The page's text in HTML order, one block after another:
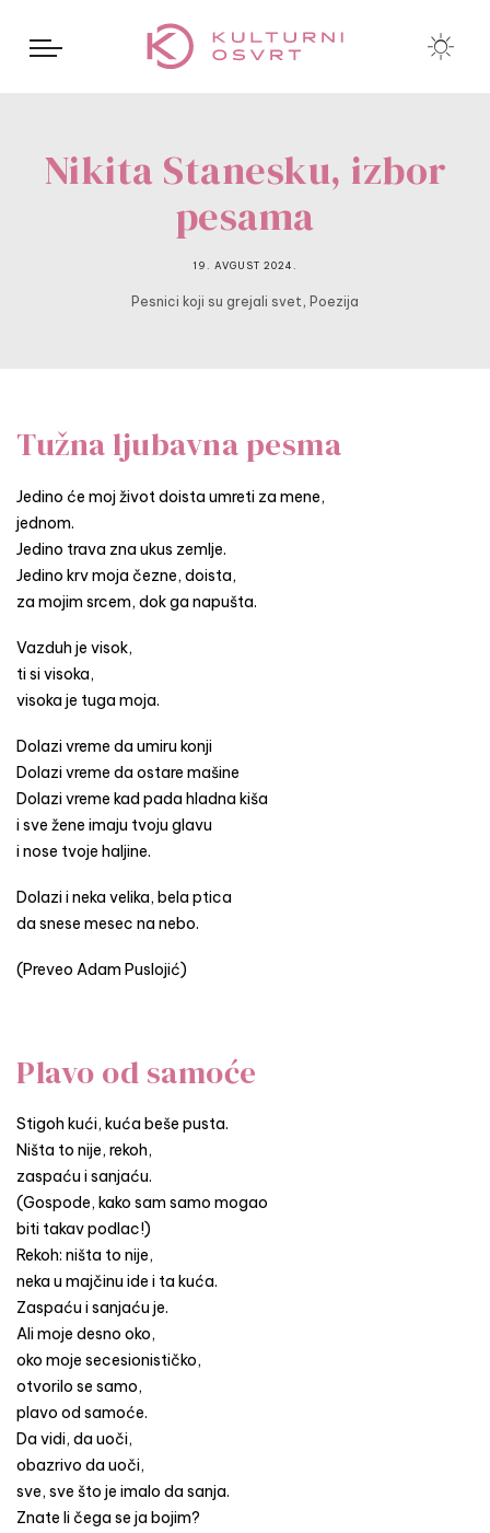
Nikita Stanesku, izbor
pesama
19. AVGUST 2024.
Pesnici koji su grejali svet, Poezija
Tužna ljubavna pesma
Jedino će moj život doista umreti za mene,
jednom.
Jedino trava zna ukus zemlje.
Jedino krv moja čezne, doista,
za mojim srcem, dok ga napušta.
Vazduh je visok,
ti si visoka,
visoka je tuga moja.
Dolazi vreme da umiru konji
Dolazi vreme da ostare mašine
Dolazi vreme kad pada hladna kiša
i sve žene imaju tvoju glavu
i nose tvoje haljine.
Dolazi i neka velika, bela ptica
da snese mesec na nebo.
(Preveo Adam Puslojić)
Plavo od samoće
Stigoh kući, kuća beše pusta.
Ništa to nije, rekoh,
zaspaću i sanjaću.
(Gospode, kako sam samo mogao
biti takav podlac!)
Rekoh: ništa to nije,
neka u majčinu ide i ta kuća.
Zaspaću i sanjaću je.
Ali moje desno oko,
oko moje secesionističko,
otvorilo se samo,
plavo od samoće.
Da vidi, da uoči,
obazrivo da uoči,
sve, sve što je imalo da sanja.
Znate li čega se ja bojim?